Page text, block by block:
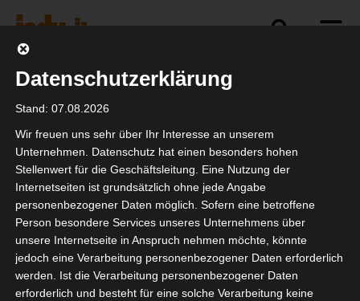
Selbstständigkeit
isdv vor Ort:
Preisverleihung BKM &
BMWK
Datenschutzerklärung
Stand: 07.08.2026
Wir freuen uns sehr über Ihr Interesse an unserem
Unternehmen. Datenschutz hat einen besonders hohen
Stellenwert für die Geschäftsleitung. Eine Nutzung der
Internetseiten ist grundsätzlich ohne jede Angabe
personenbezogener Daten möglich. Sofern eine betroffene
Person besondere Services unseres Unternehmens über
unsere Internetseite in Anspruch nehmen möchte, könnte
jedoch eine Verarbeitung personenbezogener Daten erforderlich
werden. Ist die Verarbeitung personenbezogener Daten
erforderlich und besteht für eine solche Verarbeitung keine